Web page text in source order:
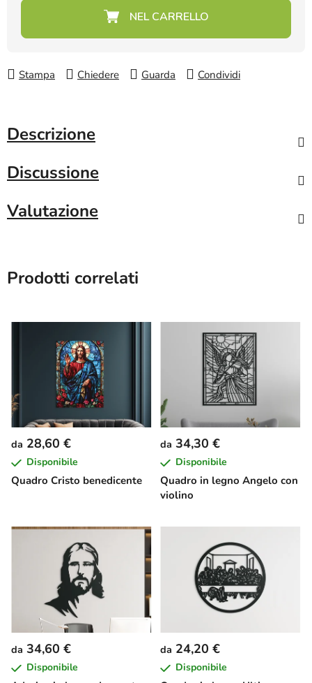
Prezzo della misura:
Stampa Chiedere Guarda Condividi
Descrizione
Discussione
Valutazione
Prodotti correlati
Quadro Cristo benedicente
da 28,60 €
Disponibile
Quadro in legno Angelo con
violino
da 34,30 €
Disponibile
da 34,60 €
Disponibile
da 24,20 €
Disponibile